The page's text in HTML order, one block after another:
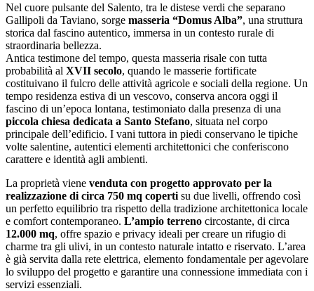
Nel cuore pulsante del Salento, tra le distese verdi che separano
Gallipoli da Taviano, sorge masseria “Domus Alba”, una struttura
storica dal fascino autentico, immersa in un contesto rurale di
straordinaria bellezza.
Antica testimone del tempo, questa masseria risale con tutta
probabilità al XVII secolo, quando le masserie fortificate
costituivano il fulcro delle attività agricole e sociali della regione. Un
tempo residenza estiva di un vescovo, conserva ancora oggi il
fascino di un’epoca lontana, testimoniato dalla presenza di una
piccola chiesa dedicata a Santo Stefano, situata nel corpo
principale dell’edificio. I vani tuttora in piedi conservano le tipiche
volte salentine, autentici elementi architettonici che conferiscono
carattere e identità agli ambienti.
La proprietà viene venduta con progetto approvato per la
realizzazione di circa 750 mq coperti su due livelli, offrendo così
un perfetto equilibrio tra rispetto della tradizione architettonica locale
e comfort contemporaneo. L’ampio terreno circostante, di circa
12.000 mq, offre spazio e privacy ideali per creare un rifugio di
charme tra gli ulivi, in un contesto naturale intatto e riservato. L’area
è già servita dalla rete elettrica, elemento fondamentale per agevolare
lo sviluppo del progetto e garantire una connessione immediata con i
servizi essenziali.